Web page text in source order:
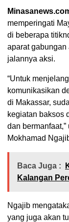
memperingati
di beberapa
aparat gabungan
jalannya aksi.
“Untuk
komunikasikan
di Makassar,
kegiatan baksos
dan
Mokhamad
Baca Juga :
Kalangan
Ngajib
yang juga akan